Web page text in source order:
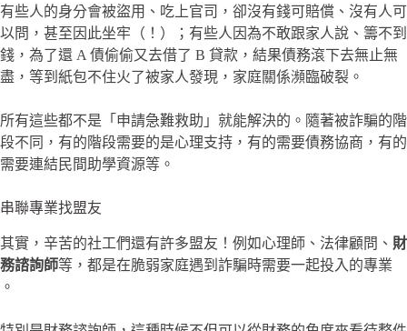
有些人的身分會被盜用、吃上官司，卻沒有錢可賠償、沒有人可
以問，甚至因此坐牢（！）；有些人因為不敢跟家人說、籌不到
錢，為了還 A 債偷偷又去借了 B 貸款，結果債務滾下去無止無
盡，等到紙包不住火了被家人發現，家庭關係瀕臨破裂。
所有這些都不是「申請急難救助」就能解決的。隨著被詐騙的階
段不同，有的階段需要的是心理支持，有的需要債務協商，有的
需要連結民間助學資源等。
串聯專業找盟友
其實，辛苦的社工們還有許多盟友！例如心理師、法律顧問、 財
務諮詢師等，都是在脆弱家庭遇到詐騙時需要一起投入的專業
。